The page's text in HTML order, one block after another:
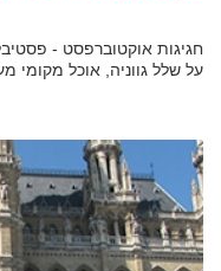
חגיגות אוקטוברפסט -
על שלל גווניה, אוכל מקומי